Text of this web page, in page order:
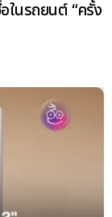
ในรถยนต์ “ครั้ง